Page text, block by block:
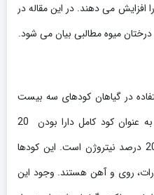
می دهند. در این مقاله در
میوه مطالبی بیان می شود.
در گیاهان کودهای سه بیست
می باشد، دلیل محبوبیت این کود به عنوان کود کامل دارا بودن 20
درصد فسفات، 20 درصد پتاسیم و 20 درصد نیتروژن است. این کودها
روی و آهن هستند. وجود این